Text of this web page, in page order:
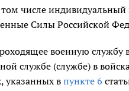
числе
Силы Российской
военную службу
службе (службе) в
указанных впункте 6